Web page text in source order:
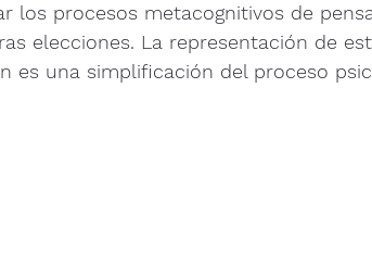
los procesos metacognitivos de
elecciones. La representación de
es una simplificación del proceso